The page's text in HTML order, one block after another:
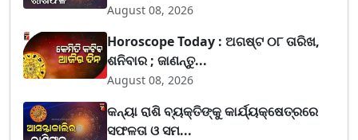
August 08, 2026
Horoscope Today : ଅଗଷ୍ଟ ୦୮ ତାରିଖ,
ଶନିବାର ; ଜାଣନ୍ତୁ...
August 08, 2026
କନ୍ୟା ରାଶି ବ୍ୟକ୍ତିଙ୍କୁ କାର୍ଯ୍ୟକ୍ଷେତ୍ରରେ
ସଫଳତା ଓ ସମ...